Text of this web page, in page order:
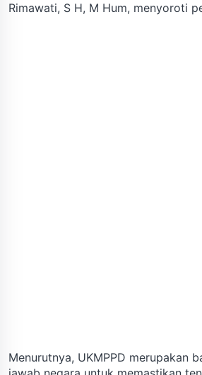
Rimawati, S H, M Hum, menyoroti
Menurutnya, UKMPPD merupakan